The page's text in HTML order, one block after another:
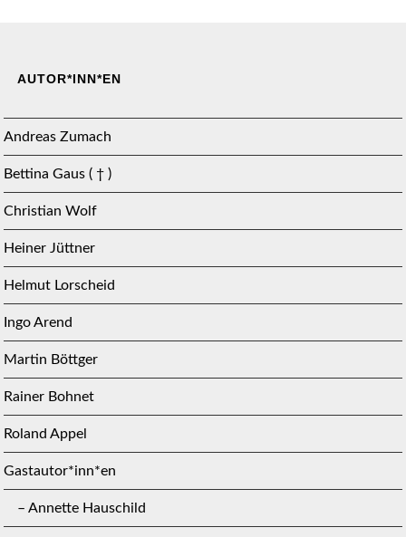
AUTOR*INN*EN
Andreas Zumach
Bettina Gaus ( † )
Christian Wolf
Heiner Jüttner
Helmut Lorscheid
Ingo Arend
Martin Böttger
Rainer Bohnet
Roland Appel
Gastautor*inn*en
– Annette Hauschild